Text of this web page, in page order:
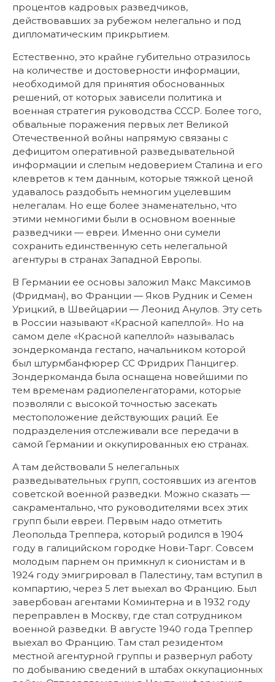
процентов кадровых разведчиков,
действовавших за рубежом нелегально и под
дипломатическим прикрытием.
Естественно, это крайне губительно отразилось
на количестве и достоверности информации,
необходимой для принятия обоснованных
решений, от которых зависели политика и
военная стратегия руководства СССР. Более того,
обвальные поражения первых лет Великой
Отечественной войны напрямую связаны с
дефицитом оперативной разведывательной
информации и слепым недоверием Сталина и его
клевретов к тем данным, которые тяжкой ценой
удавалось раздобыть немногим уцелевшим
нелегалам. Но еще более знаменательно, что
этими немногими были в основном военные
разведчики — евреи. Именно они сумели
сохранить единственную сеть нелегальной
агентуры в странах Западной Европы.
В Германии ее основы заложил Макс Максимов
(Фридман), во Франции — Яков Рудник и Семен
Урицкий, в Швейцарии — Леонид Анулов. Эту сеть
в России называют «Красной капеллой». Но на
самом деле «Красной капеллой» называлась
зондеркоманда гестапо, начальником которой
был штурмбанфюрер СС Фридрих Панцигер.
Зондеркоманда была оснащена новейшими по
тем временам радиопеленгаторами, которые
позволяли с высокой точностью засекать
местоположение действующих раций. Ее
подразделения отслеживали все передачи в
самой Германии и оккупированных ею странах.
А там действовали 5 нелегальных
разведывательных групп, состоявших из агентов
советской военной разведки. Можно сказать —
сакраментально, что руководителями всех этих
групп были евреи. Первым надо отметить
Леопольда Треппера, который родился в 1904
году в галицийском городке Нови-Тарг. Совсем
молодым парнем он примкнул к сионистам и в
1924 году эмигрировал в Палестину, там вступил в
компартию, через 5 лет выехал во Францию. Был
завербован агентами Коминтерна и в 1932 году
переправлен в Москву, где стал сотрудником
военной разведки. В августе 1940 года Треппер
выехал во Францию. Там стал резидентом
местной агентурной группы и развернул работу
по добыванию сведений в штабах оккупационных